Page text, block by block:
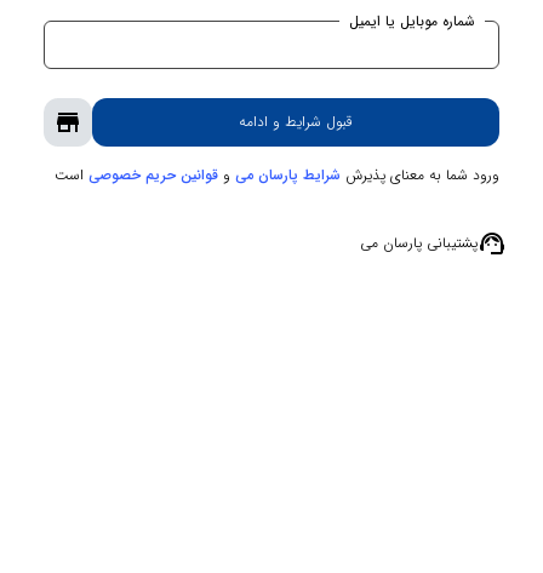
شماره موبایل یا ایمیل
قبول شرایط و ادامه store
ورود شما به معنای پذیرش شرایط پارسان می و قوانین حریم‌ خصوصی است
support_agentپشتیبانی پارسان می